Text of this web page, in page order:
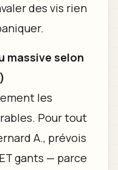
des vis rien
massive selon
les
Pour tout
A., prévois
gants — parce